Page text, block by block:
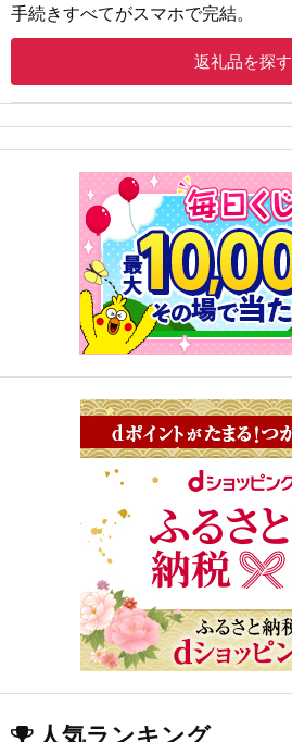
手続きすべてがスマホで完結。
返礼品を探す
人気ランキング